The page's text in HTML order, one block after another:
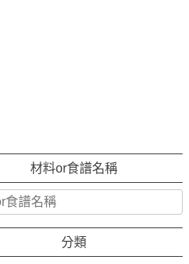
材料or食譜名稱
分類